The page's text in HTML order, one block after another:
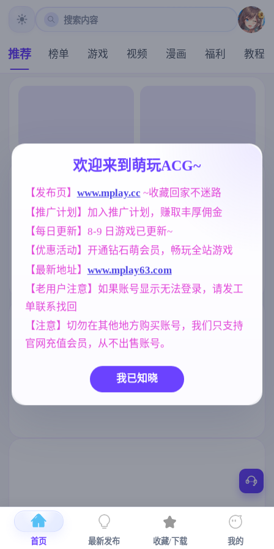
搜索内容
推荐 榜单 游戏 视频 漫画 福利 教程
欢迎来到萌玩ACG~
【发布页】 www.mplay.cc ~收藏回家不迷路
【推广计划】加入推广计划，赚取丰厚佣金
【每日更新】8-9 日游戏已更新~
【优惠活动】开通钻石萌会员，畅玩全站游戏
【最新地址】 www.mplay63.com
【老用户注意】如果账号显示无法登录，请发工
单联系找回
【注意】切勿在其他地方购买账号，我们只支持
官网充值会员，从不出售账号。
我已知晓
首页 最新发布 收藏/下载 我的